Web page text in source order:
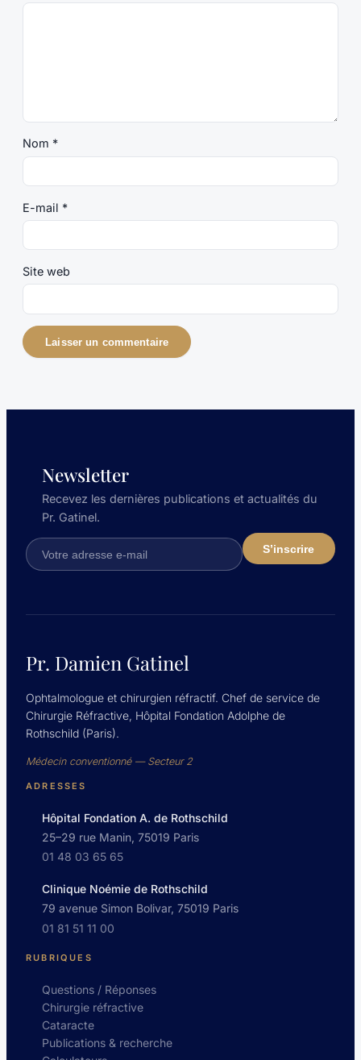
Nom *
E-mail *
Site web
Newsletter
Recevez les dernières publications et actualités du
Pr. Gatinel.
Pr. Damien Gatinel
Ophtalmologue et chirurgien réfractif. Chef de service de
Chirurgie Réfractive, Hôpital Fondation Adolphe de
Rothschild (Paris).
Médecin conventionné — Secteur 2
ADRESSES
Hôpital Fondation A. de Rothschild
25–29 rue Manin, 75019 Paris
01 48 03 65 65
Clinique Noémie de Rothschild
79 avenue Simon Bolivar, 75019 Paris
01 81 51 11 00
RUBRIQUES
Questions / Réponses
Chirurgie réfractive
Cataracte
Publications & recherche